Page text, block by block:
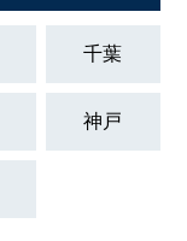
千葉
神戸